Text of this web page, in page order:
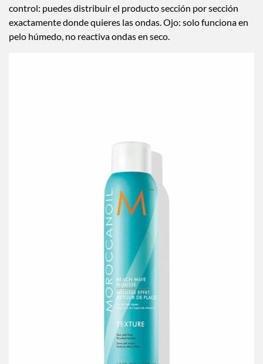
control: puedes distribuir el producto sección por sección
exactamente donde quieres las ondas. Ojo: solo funciona en
pelo húmedo, no reactiva ondas en seco.